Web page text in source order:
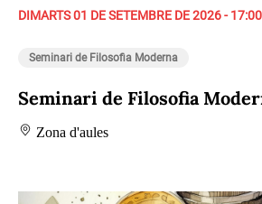
DIMARTS 01 DE SETEMBRE DE 2026 -
Seminari de Filosofia Moderna
Seminari de Filosofia
Zona d'aules